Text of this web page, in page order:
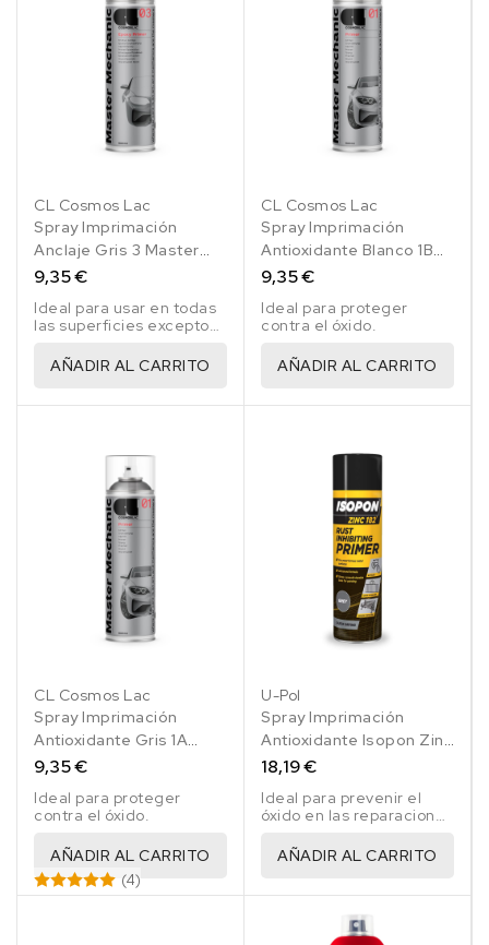
CL Cosmos Lac
Spray Imprimación
Anclaje Gris 3 Master
Mechanic 500 Ml
9,35 €
Ideal para usar en todas
las superficies excepto
AÑADIR AL CARRITO
CL Cosmos Lac
Spray Imprimación
Antioxidante Blanco 1B
Master Mechanic 500 Ml
9,35 €
Ideal para proteger
contra el óxido.
AÑADIR AL CARRITO
CL Cosmos Lac
Spray Imprimación
Antioxidante Gris 1A
Master Mechanic 500 Ml
9,35 €
Ideal para proteger
contra el óxido.
AÑADIR AL CARRITO
U-Pol
Spray Imprimación
Antioxidante Isopon Zinc
182 Gris 450 Ml
18,19 €
Ideal para prevenir el
óxido en las reparaciones
AÑADIR AL CARRITO
(4)